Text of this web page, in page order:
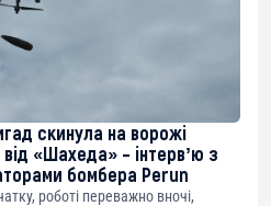
скинула на ворожі
«Шахеда» – інтервʼю з
бомбера Perun
роботі переважно вночі,